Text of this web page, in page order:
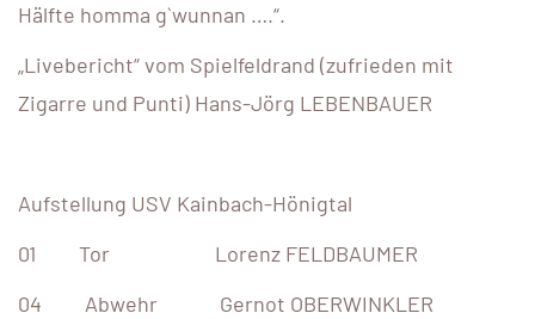
Hälfte homma g`wunnan ….“.
„Livebericht“ vom Spielfeldrand (zufrieden mit
Zigarre und Punti) Hans-Jörg LEBENBAUER
Aufstellung USV Kainbach-Hönigtal
01 Tor Lorenz FELDBAUMER
04 Abwehr Gernot OBERWINKLER